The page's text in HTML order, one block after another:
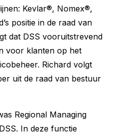
Kevlar®, Nomex®,
positie in de raad van
dat DSS vooruitstrevend
voor klanten op het
Richard volgt
uit de raad van bestuur
Regional Managing
In deze functie